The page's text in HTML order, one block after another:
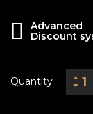
Advanced
Discount
Quantity